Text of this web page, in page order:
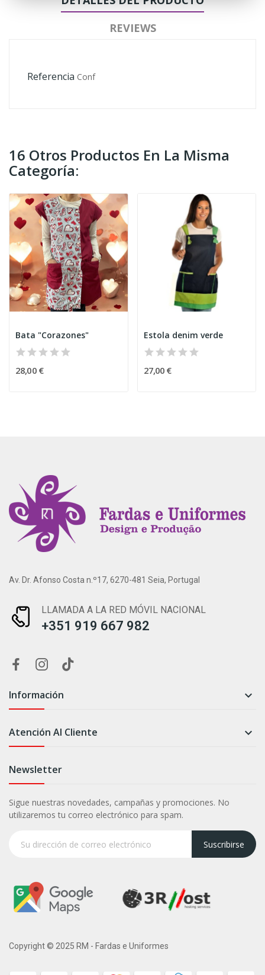
REVIEWS
Referencia Conf
16 Otros Productos En La Misma
Categoría:
Bata "Corazones"
28,00 €
Estola denim verde
27,00 €
Av. Dr. Afonso Costa n.º17, 6270-481 Seia, Portugal
LLAMADA A LA RED MÓVIL NACIONAL
+351 919 667 982
Información 
Atención Al Cliente 
Newsletter
Sigue nuestras novedades, campañas y promociones. No
utilizaremos tu correo electrónico para spam.
Suscribirse
Copyright © 2025 RM - Fardas e Uniformes